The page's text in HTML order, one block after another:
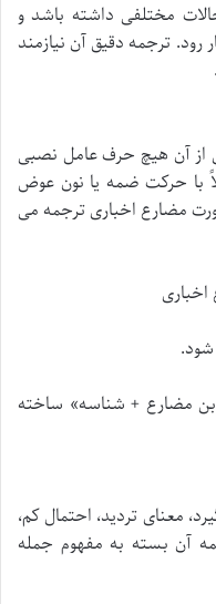
مختلفی داشته باشد و
رود. ترجمه دقیق آن نیازمند
از آن هیچ حرف عامل نصبی
با حرکت ضمه یا نون عوض
مضارع اخباری ترجمه می
مضارع + شناسه» ساخته
معنای تردید، احتمال کم،
آن بسته به مفهوم جمله